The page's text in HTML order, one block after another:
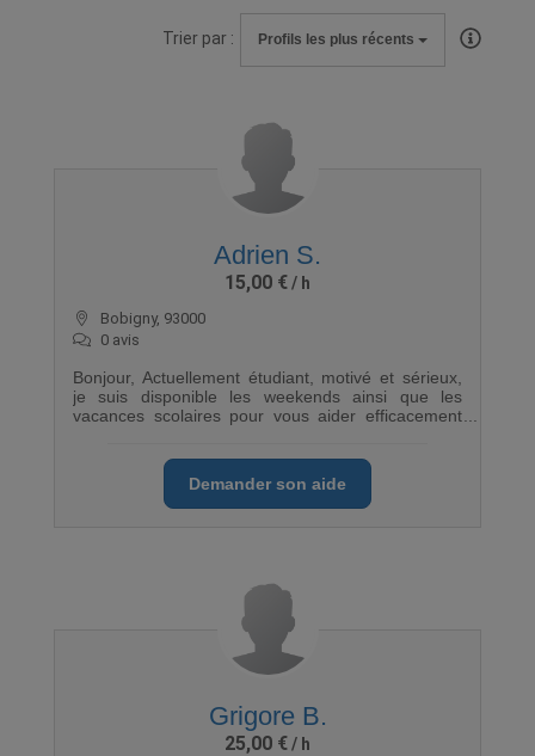
Trier par : Profils les plus récents
Adrien S.
15,00 €
Bobigny, 93000
0 avis
Bonjour, Actuellement étudiant, motivé et sérieux,
je suis disponible les weekends ainsi que les
vacances scolaires pour vous aider efficacement
Demander son aide
Grigore B.
25,00 €